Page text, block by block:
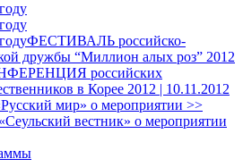
ФЕСТИВАЛЬ российско-
дружбы “Миллион алых роз” 2012
российских
в Корее 2012 | 10.11.2012
мир» о мероприятии >>
вестник» о мероприятии